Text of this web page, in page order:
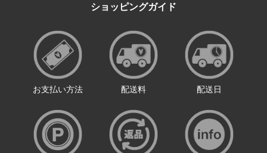
ショッピングガイド
お支払い方法 配送料 配送日